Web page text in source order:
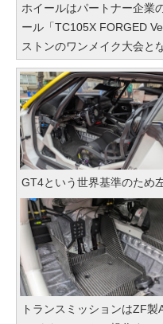
ホイールはパートナー企業
ール「TC105X FORGED
ストンのワンメイク大会と
GT4という世界基準のため
トランスミッションはZF製